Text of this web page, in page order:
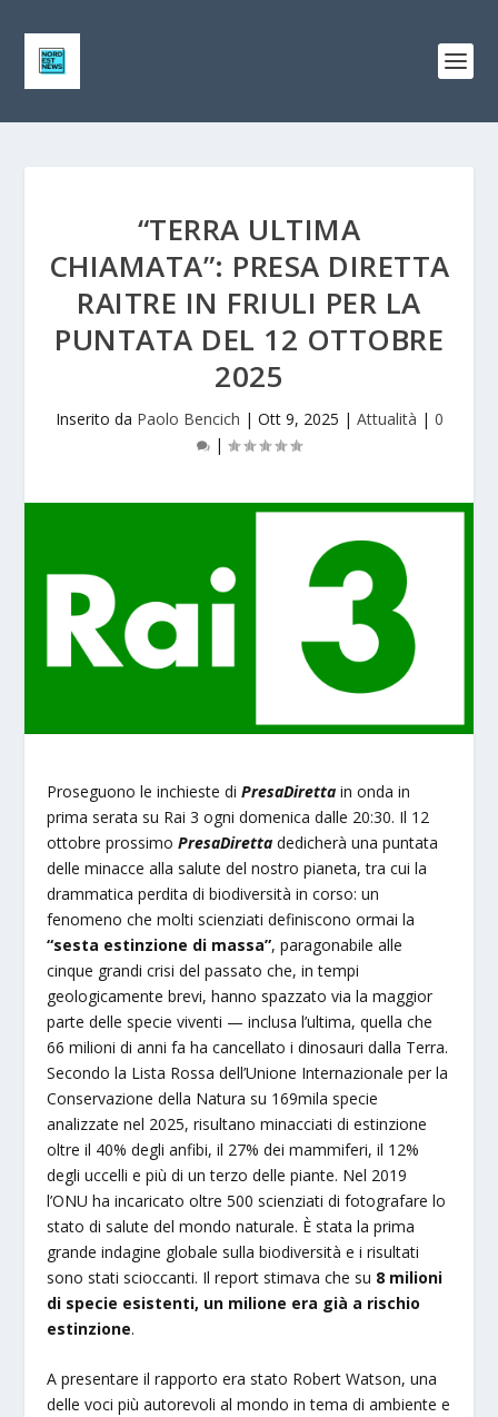
“TERRA ULTIMA
CHIAMATA”: PRESA DIRETTA
RAITRE IN FRIULI PER LA
PUNTATA DEL 12 OTTOBRE
2025
Inserito da Paolo Bencich | Ott 9, 2025 | Attualità | 0
|
Proseguono le inchieste diPresaDiretta in onda in
prima serata su Rai 3 ogni domenica dalle 20:30. Il 12
ottobre prossimoPresaDiretta dedicherà una puntata
delle minacce alla salute del nostro pianeta, tra cui la
drammatica perdita di biodiversità in corso: un
fenomeno che molti scienziati definiscono ormai la
“sesta estinzione di massa”, paragonabile alle
cinque grandi crisi del passato che, in tempi
geologicamente brevi, hanno spazzato via la maggior
parte delle specie viventi — inclusa l’ultima, quella che
66 milioni di anni fa ha cancellato i dinosauri dalla Terra.
Secondo la Lista Rossa dell’Unione Internazionale per la
Conservazione della Natura su 169mila specie
analizzate nel 2025, risultano minacciati di estinzione
oltre il 40% degli anfibi, il 27% dei mammiferi, il 12%
degli uccelli e più di un terzo delle piante. Nel 2019
l’ONU ha incaricato oltre 500 scienziati di fotografare lo
stato di salute del mondo naturale. È stata la prima
grande indagine globale sulla biodiversità e i risultati
sono stati scioccanti. Il report stimava che su 8 milioni
di specie esistenti, un milione era già a rischio
estinzione.
A presentare il rapporto era stato Robert Watson, una
delle voci più autorevoli al mondo in tema di ambiente e